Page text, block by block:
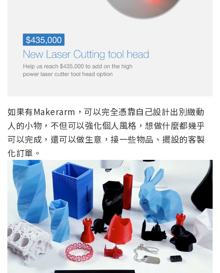
如果有Makerarm，可以完全憑靠自己設計出別緻動
人的小物，不但可以強化個人風格，想做什麼都幾乎
可以完成，還可以做生意，接一些物品、擺設的客製
化訂單。